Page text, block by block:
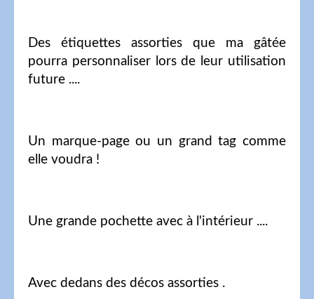
Des étiquettes assorties que ma gâtée
pourra personnaliser lors de leur utilisation
future ....
Un marque-page ou un grand tag comme
elle voudra !
Une grande pochette avec à l'intérieur ....
Avec dedans des décos assorties .